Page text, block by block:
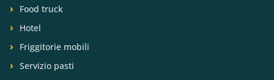
Food truck
Hotel
Friggitorie mobili
Servizio pasti